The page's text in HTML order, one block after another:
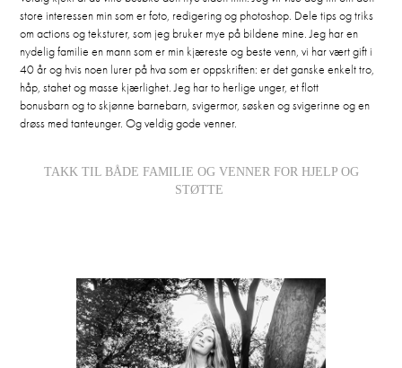
store interessen min som er foto, redigering og photoshop. Dele tips og triks
om actions og teksturer, som jeg bruker mye på bildene mine. Jeg har en
nydelig familie en mann som er min kjæreste og beste venn, vi har vært gift i
40 år og hvis noen lurer på hva som er oppskriften: er det ganske enkelt tro,
håp, stahet og masse kjærlighet. Jeg har to herlige unger, et flott
bonusbarn og to skjønne barnebarn, svigermor, søsken og svigerinne og en
drøss med tanteunger. Og veldig gode venner.
TAKK TIL BÅDE FAMILIE OG VENNER FOR HJELP OG
STØTTE